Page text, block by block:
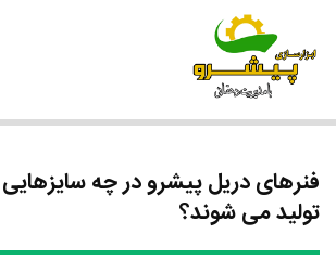
فنرهای دریل پیشرو در چه سایزهایی
تولید می شوند؟